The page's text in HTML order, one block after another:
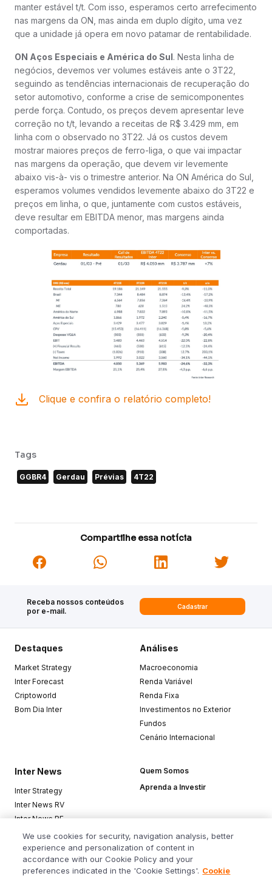
manter estável t/t. Com isso, esperamos certo arrefecimento
nas margens da ON, mas ainda em duplo dígito, uma vez
que a unidade já opera em novo patamar de rentabilidade.
ON Aços Especiais e América do Sul. Nesta linha de
negócios, devemos ver volumes estáveis ante o 3T22,
seguindo as tendências internacionais de recuperação do
setor automotivo, conforme a crise de semicomponentes
perde força. Contudo, os preços devem apresentar leve
correção no t/t, levando a receitas de R$ 3.429 mm, em
linha com o observado no 3T22. Já os custos devem
mostrar maiores preços de ferro-liga, o que vai impactar
nas margens da operação, que devem vir levemente
abaixo vis-à- vis o trimestre anterior. Na ON América do Sul,
esperamos volumes vendidos levemente abaixo do 3T22 e
preços em linha, o que, juntamente com custos estáveis,
deve resultar em EBITDA menor, mas margens ainda
comportadas.
Clique e confira o relatório completo!
Tags
GGBR4 Gerdau Prévias 4T22
Compartilhe essa notícia
Receba nossos conteúdos
por e-mail.
Cadastrar
Destaques
Market Strategy
Inter Forecast
Criptoworld
Bom Dia Inter
Análises
Macroeconomia
Renda Variável
Renda Fixa
Investimentos no Exterior
Fundos
Cenário Internacional
Inter News
Inter Strategy
Inter News RV
Inter News RF
Top Funds
Quem Somos
Aprenda a Investir
Baixe o app
We use cookies for security, navigation analysis, better
experience and personalization of content in
accordance with our Cookie Policy and your
preferences indicated in the 'Cookie Settings'. Cookie